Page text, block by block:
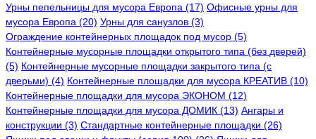
Урны пепельницы для мусора Европа (17) Офисные урны для
мусора Европа (20) Урны для санузлов (3)
Ограждение контейнерных площадок под мусор (5)
Контейнерные мусорные площадки открытого типа (без дверей)
(5) Контейнерные мусорные площадки закрытого типа (с
дверьми) (4) Контейнерные площадки для мусора КРЕАТИВ (10)
Контейнерные площадки для мусора ЭКОНОМ (12)
Контейнерные площадки для мусора ДОМИК (13) Ангары и
конструкции (3) Стандартные контейнерные площадки (26)